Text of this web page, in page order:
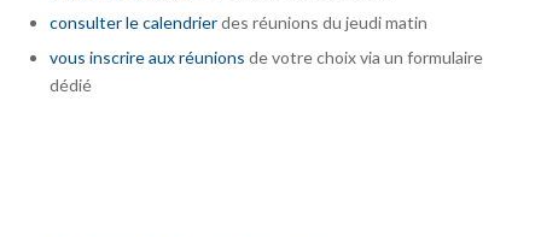
consulter le calendrierdes réunions du jeudi matin
vous inscrire aux réunions de votre choix via un formulaire
dédié